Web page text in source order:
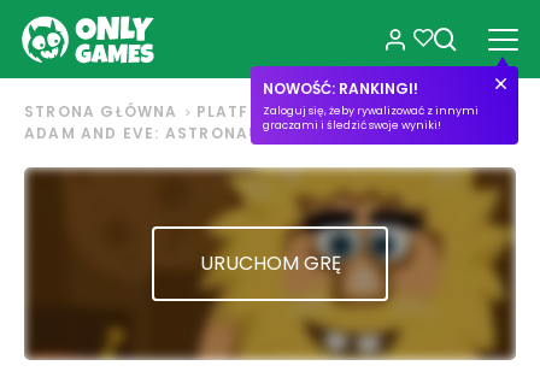
NOWOŚĆ: RANKINGI!
Zaloguj się, żeby rywalizować z innymi
graczami i śledzić swoje wyniki!
STRONA GŁÓWNA
PLATFORMÓWKI
ADAM AND EVE: ASTRONAUT
URUCHOM GRĘ